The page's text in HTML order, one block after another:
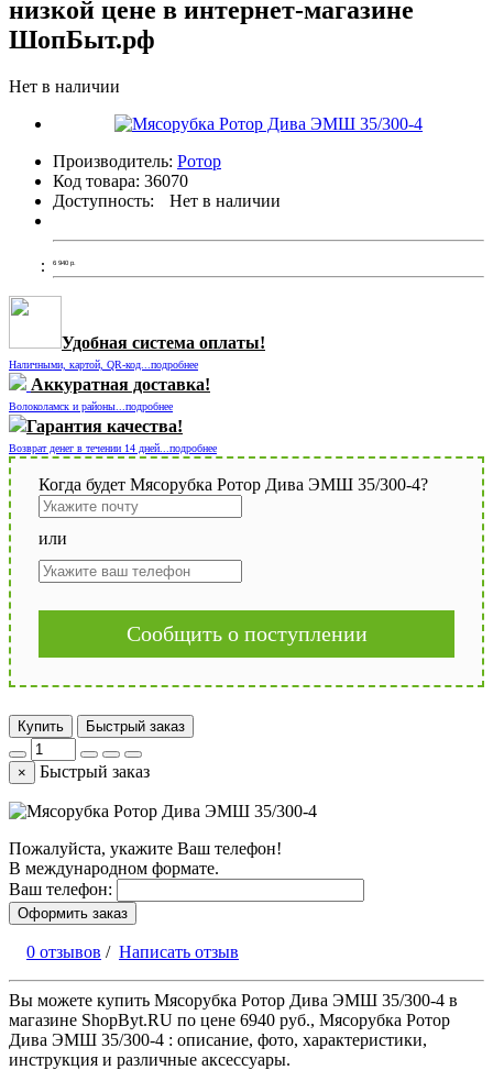
низкой цене в интернет-магазине
ШопБыт.рф
Нет в наличии
Производитель: Ротор
Код товара: 36070
Доступность:
Нет в наличии
6 940 р.
Удобная система оплаты!
Наличными, картой, QR-код...подробнее
Аккуратная доставка!
Волоколамск и районы...подробнее
Гарантия качества!
Возврат денег в течении 14 дней...подробнее
Когда будет Мясорубка Ротор Дива ЭМШ 35/300-4?
или
Сообщить о поступлении
Купить Быстрый заказ
× Быстрый заказ
Пожалуйста, укажите Ваш телефон!
В международном формате.
Ваш телефон:
Оформить заказ
0 отзывов / Написать отзыв
Вы можете купить Мясорубка Ротор Дива ЭМШ 35/300-4 в
магазине ShopByt.RU по цене 6940 руб., Мясорубка Ротор
Дива ЭМШ 35/300-4 : описание, фото, характеристики,
инструкция и различные аксессуары.